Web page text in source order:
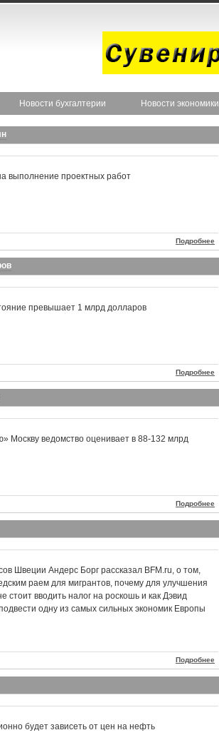
Новости бухгалтерии Новости экономики
выполнение проектных работ
Подробнее
превышает 1 млрд долларов
Подробнее
Москву ведомство оценивает в 88-132 млрд
Подробнее
Швеции Андерс Борг рассказал BFM.ru, о том,
раем для мигрантов, почему для улучшения
стоит вводить налог на роскошь и как Дэвид
одну из самых сильных экономик Европы
Подробнее
будет зависеть от цен на нефть